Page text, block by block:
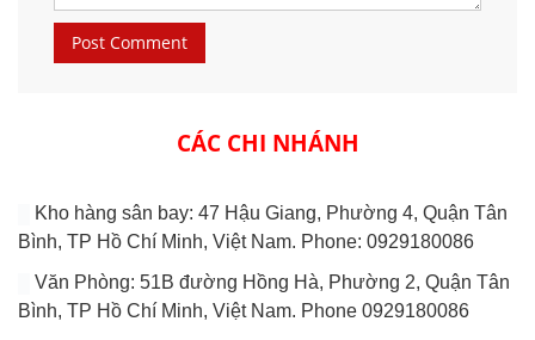
CÁC CHI NHÁNH
Kho hàng sân bay: 47 Hậu Giang, Phường 4, Quận Tân
Bình, TP Hồ Chí Minh, Việt Nam. Phone: 0929180086
Văn Phòng: 51B đường Hồng Hà, Phường 2, Quận Tân
Bình, TP Hồ Chí Minh, Việt Nam. Phone 0929180086